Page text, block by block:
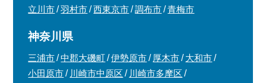
立川市
羽村市 西東京市 調布市 青梅市
神奈川県
三浦市 中郡大磯町 伊勢原市 厚木市
大和市
小田原市
川崎市中原区
川崎市多摩区